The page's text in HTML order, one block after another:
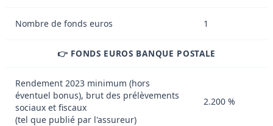
Nombre de fonds euros 1
👉 FONDS EUROS BANQUE POSTALE
Rendement 2023 minimum (hors
éventuel bonus), brut des prélèvements
sociaux et fiscaux
(tel que publié par l'assureur)
2.200 %